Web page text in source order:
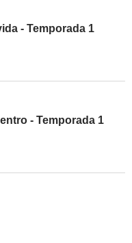
- Temporada 1
- Temporada 1